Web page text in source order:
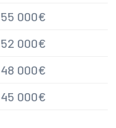
000€
000€
000€
000€